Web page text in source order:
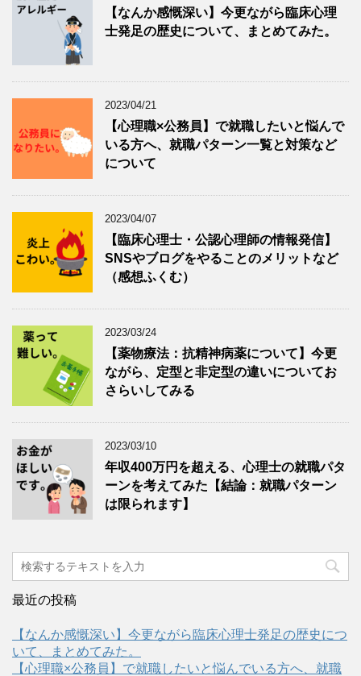
【なんか感慨深い】今更ながら臨床心理
士発足の歴史について、まとめてみた。
2023/04/21
【心理職×公務員】で就職したいと悩んで
いる方へ、就職パターン一覧と対策など
について
2023/04/07
【臨床心理士・公認心理師の情報発信】
SNSやブログをやることのメリットなど
（感想ふくむ）
2023/03/24
【薬物療法：抗精神病薬について】今更
ながら、定型と非定型の違いについてお
さらいしてみる
2023/03/10
年収400万円を超える、心理士の就職パタ
ーンを考えてみた【結論：就職パターン
は限られます】
最近の投稿
【なんか感慨深い】今更ながら臨床心理士発足の歴史につ
いて、まとめてみた。
【心理職×公務員】で就職したいと悩んでいる方へ、就職